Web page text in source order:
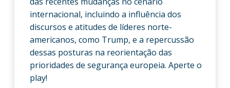
internacional, incluindo a influência dos
discursos e atitudes de líderes norte-
americanos, como Trump, e a repercussão
dessas posturas na reorientação das
prioridades de segurança europeia. Aperte o
play!